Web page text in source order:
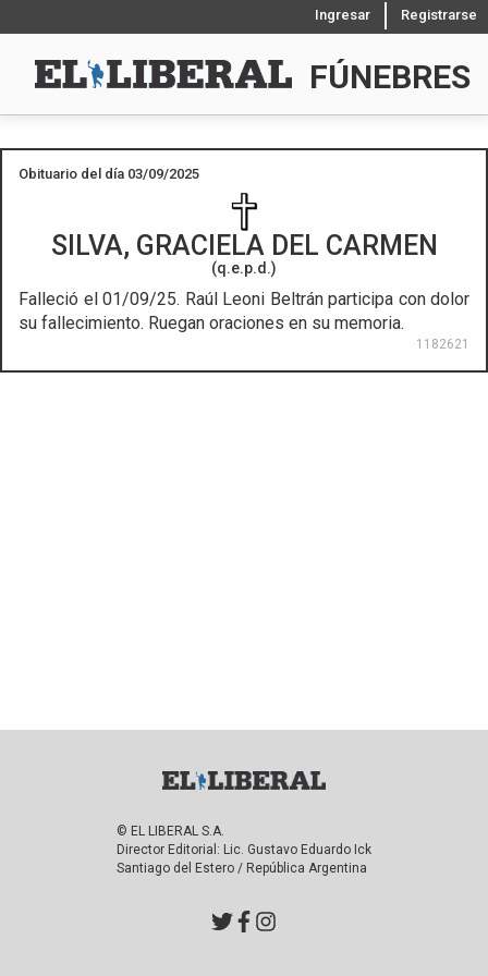
Ingresar Registrarse
FÚNEBRES
Obituario del día 03/09/2025
SILVA, GRACIELA DEL CARMEN
(q.e.p.d.)
Falleció el 01/09/25. Raúl Leoni Beltrán participa con dolor
su fallecimiento. Ruegan oraciones en su memoria.
1182621
© EL LIBERAL S.A.
Director Editorial: Lic. Gustavo Eduardo Ick
Santiago del Estero / República Argentina